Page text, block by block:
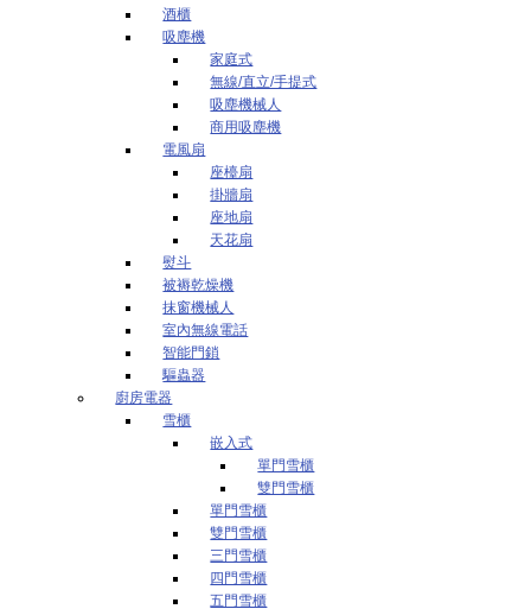
酒櫃
吸塵機
家庭式
無線/直立/手提式
吸塵機械人
商用吸塵機
電風扇
座檯扇
掛牆扇
座地扇
天花扇
熨斗
被褥乾燥機
抹窗機械人
室內無線電話
智能門鎖
驅蟲器
廚房電器
雪櫃
嵌入式
單門雪櫃
雙門雪櫃
單門雪櫃
雙門雪櫃
三門雪櫃
四門雪櫃
五門雪櫃